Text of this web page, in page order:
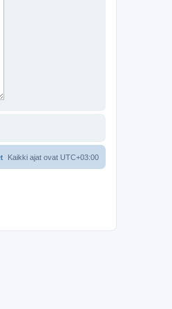
Kaikki ajat ovat UTC+03:00